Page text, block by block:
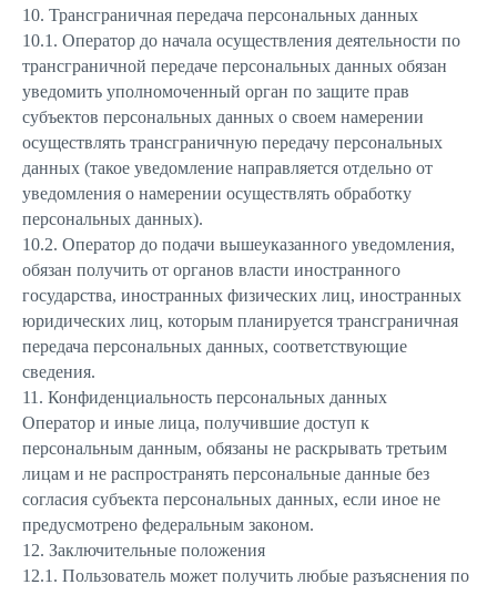
10. Трансграничная передача персональных данных
10.1. Оператор до начала осуществления деятельности по
трансграничной передаче персональных данных обязан
уведомить уполномоченный орган по защите прав
субъектов персональных данных о своем намерении
осуществлять трансграничную передачу персональных
данных (такое уведомление направляется отдельно от
уведомления о намерении осуществлять обработку
персональных данных).
10.2. Оператор до подачи вышеуказанного уведомления,
обязан получить от органов власти иностранного
государства, иностранных физических лиц, иностранных
юридических лиц, которым планируется трансграничная
передача персональных данных, соответствующие
сведения.
11. Конфиденциальность персональных данных
Оператор и иные лица, получившие доступ к
персональным данным, обязаны не раскрывать третьим
лицам и не распространять персональные данные без
согласия субъекта персональных данных, если иное не
предусмотрено федеральным законом.
12. Заключительные положения
12.1. Пользователь может получить любые разъяснения по